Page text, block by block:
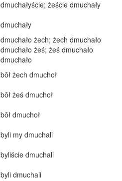
dmuchałyście; żeście dmuchały
dmuchały
dmuchało żech; żech dmuchało
dmuchało żeś; żeś dmuchało
dmuchało
bōł żech dmuchoł
bōł żeś dmuchoł
bōł dmuchoł
byli my dmuchali
byliście dmuchali
byli dmuchali